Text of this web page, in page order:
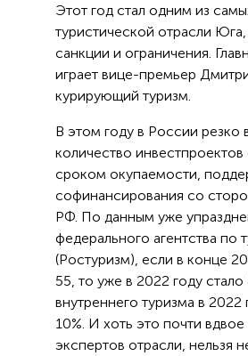
Этот год стал одним из
туристической отрасли
санкции и ограничения.
играет вице-премьер
курирующий туризм.
В этом году в России резко
количество
сроком окупаемости,
софинансирования со
РФ. По данным уже
федерального агентства по
(Ростуризм), если в конце
55, то уже в 2022 году
внутреннего туризма в 2022
10%. И хоть это почти
экспертов отрасли, нельзя